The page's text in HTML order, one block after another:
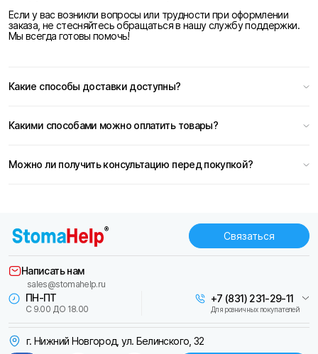
Если у вас возникли вопросы или трудности при оформлении
заказа, не стесняйтесь обращаться в нашу службу поддержки.
Мы всегда готовы помочь!
Какие способы доставки доступны?
Какими способами можно оплатить товары?
Можно ли получить консультацию перед покупкой?
Связаться
г. Нижний Новгород, ул. Белинского, 32
ПН-ПТ
С 9.00 ДО 18.00
+7 (831) 231-29-11
Для розничных покупателей
Написать нам
sales@stomahelp.ru